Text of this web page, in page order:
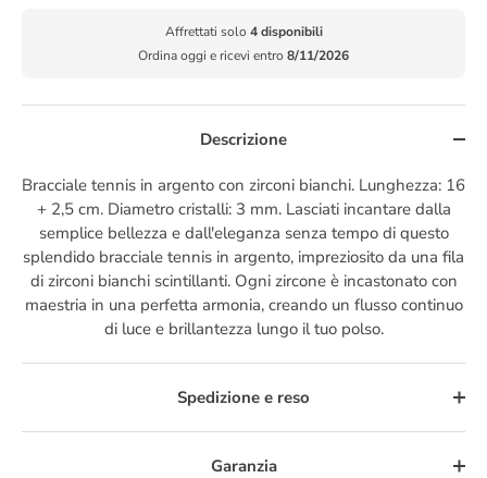
Affrettati solo 4 disponibili
Ordina oggi e ricevi entro 8/11/2026
Descrizione
Bracciale tennis in argento con zirconi bianchi. Lunghezza: 16
+ 2,5 cm. Diametro cristalli: 3 mm. Lasciati incantare dalla
semplice bellezza e dall'eleganza senza tempo di questo
splendido bracciale tennis in argento, impreziosito da una fila
di zirconi bianchi scintillanti. Ogni zircone è incastonato con
maestria in una perfetta armonia, creando un flusso continuo
di luce e brillantezza lungo il tuo polso.
Spedizione e reso
Garanzia